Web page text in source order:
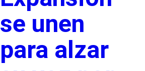
se unen
para alzar